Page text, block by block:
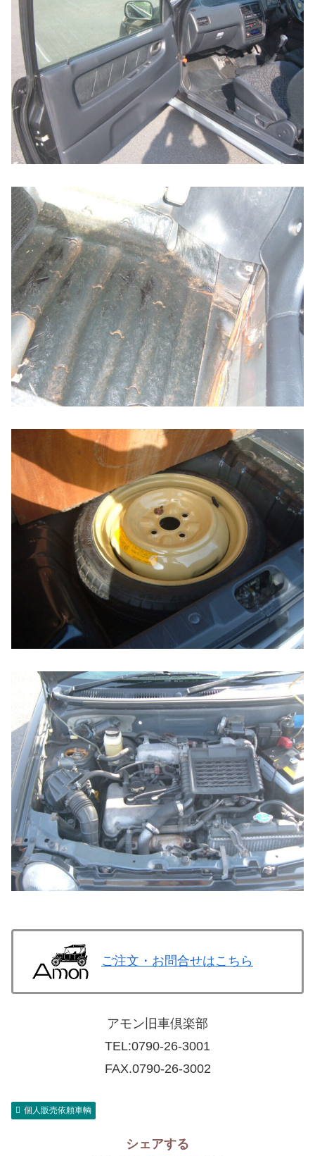
ご注文・お問合せはこちら
アモン旧車倶楽部
TEL:0790-26-3001
FAX.0790-26-3002
個人販売依頼車輌
シェアする